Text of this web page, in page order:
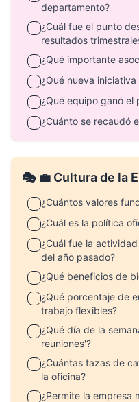
departamento?
¿Cuál fue el punto
resultados
¿Qué importante
¿Qué nueva
¿Qué equipo ganó el
¿Cuánto se recaudó
🎭 💼 Cultura de la
¿Cuántos valores
¿Cuál es la política
¿Cuál fue la
del año pasado?
¿Qué beneficios de
¿Qué porcentaje de
trabajo flexibles?
¿Qué día de la
reuniones'?
¿Cuántas tazas de
la oficina?
¿Permite la empresa